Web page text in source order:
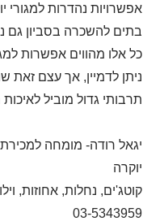
אפשרויות נהדרות למגורי
בתים להשכרה בסביון גם
כל אלו מהווים אפשרות
ניתן לדמיין, אך עצם זאת
תרבותי גדול מוביל
יגאל רודה- מומחה למכירת
יוקרה
קוטג'ים, נחלות, אחוזות,
03-5343959